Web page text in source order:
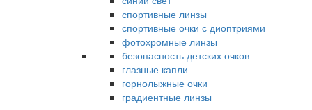
спортивные линзы
спортивные очки с диоптриями
фотохромные линзы
безопасность детских очков
глазные капли
горнолыжные очки
градиентные линзы